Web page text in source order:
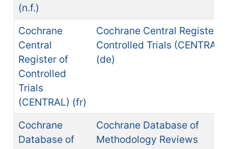
(n.f.)
Cochrane
Central
Register of
Controlled
Trials
(CENTRAL) (fr)
Cochrane Central Register
Controlled Trials (CENTRAL)
(de)
Cochrane
Database of
Cochrane Database of
Methodology Reviews